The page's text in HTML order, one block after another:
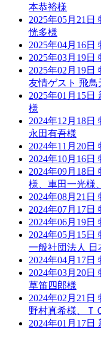
本恭裕様
2025年05月21
恍多様
2025年04月16
2025年03月19
2025年02月19
友情ゲスト 飛鳥
2025年01月15
様
2024年12月18
永田有吾様
2024年11月20
2024年10月16
2024年09月18
様、車田一光様
2024年08月21
2024年07月17
2024年06月19
2024年05月15
一般社団法人 日
2024年04月17
2024年03月20
草笛四郎様
2024年02月21
野村真希様、Ｔ
2024年01月17